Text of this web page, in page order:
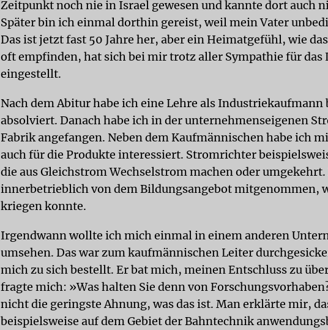
Zeitpunkt noch nie in Israel gewesen und kannte dort auch
Später bin ich einmal dorthin gereist, weil mein Vater
Das ist jetzt fast 50 Jahre her, aber ein Heimatgefühl, wie
oft empfinden, hat sich bei mir trotz aller Sympathie für das
eingestellt.
Nach dem Abitur habe ich eine Lehre als Industriekaufmann
absolviert. Danach habe ich in der unternehmenseigenen
Fabrik angefangen. Neben dem Kaufmännischen habe ich
auch für die Produkte interessiert. Stromrichter
die aus Gleichstrom Wechselstrom machen oder umgekehrt.
innerbetrieblich von dem Bildungsangebot mitgenommen,
kriegen konnte.
Irgendwann wollte ich mich einmal in einem anderen
umsehen. Das war zum kaufmännischen Leiter
mich zu sich bestellt. Er bat mich, meinen Entschluss zu
fragte mich: »Was halten Sie denn von
nicht die geringste Ahnung, was das ist. Man erklärte mir,
beispielsweise auf dem Gebiet der Bahntechnik